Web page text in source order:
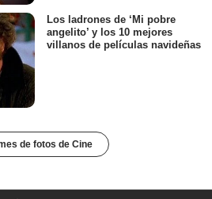
Los ladrones de ‘Mi pobre
angelito’ y los 10 mejores
villanos de películas navideñas
de fotos de Cine